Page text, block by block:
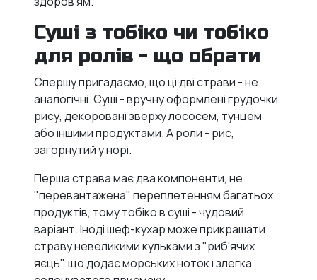
Суші з тобіко чи тобіко
для ролів - що обрати
Спершу пригадаємо, що ці дві страви - не
аналогічні. Суші - вручну оформлені грудочки
рису, декоровані зверху лососем, тунцем
або іншими продуктами. А роли - рис,
загорнутий у норі.
Перша страва має два компоненти, не
"перевантажена" переплетенням багатьох
продуктів, тому тобіко в суші - чудовий
варіант. Іноді шеф-кухар може прикрашати
страву невеликими кульками з "риб'ячих
яєць", що додає морських ноток і злегка